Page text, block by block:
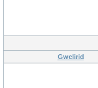
Gwelirid